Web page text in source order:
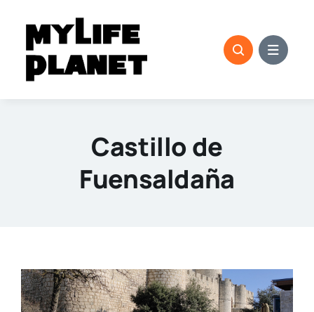
contenido
Castillo de
Fuensaldaña